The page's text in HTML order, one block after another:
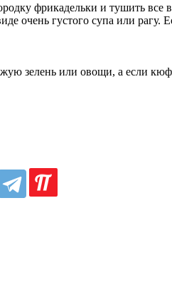
фрикадельки и тушить все
очень густого супа или рагу.
зелень или овощи, а если